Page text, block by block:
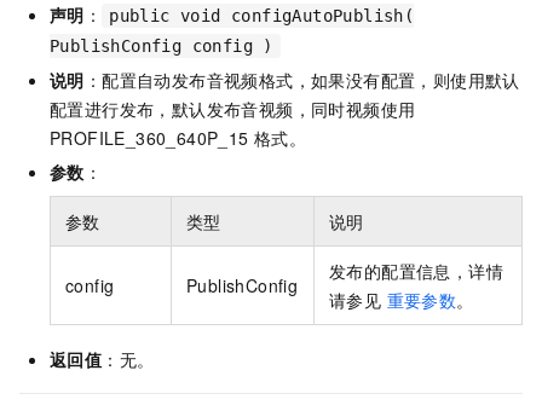
声明 ：
public void configAutoPublish(
PublishConfig config )
说明 ：配置自动发布音视频格式，如果没有配置，则使用默认
配置进行发布，默认发布音视频，同时视频使用
PROFILE_360_640P_15 格式。
参数 ：
参数 类型 说明
config PublishConfig
发布的配置信息，详情
请参见 重要参数。
返回值 ：无。